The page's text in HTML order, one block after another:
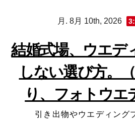
月. 8月 10th, 2026
結婚式場、ウエデ
しない選び方。
り、フォトウエ
引き出物やウエディング